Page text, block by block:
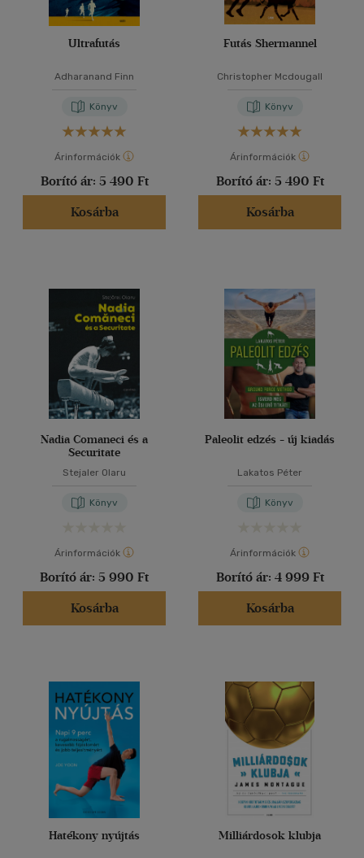
Ultrafutás
Adharanand Finn
Könyv
Árinformációk
Borító ár: 5 490 Ft
Kosárba
Futás Shermannel
Christopher Mcdougall
Könyv
Árinformációk
Borító ár: 5 490 Ft
Kosárba
Nadia Comaneci és a
Securitate
Stejaler Olaru
Könyv
Árinformációk
Borító ár: 5 990 Ft
Kosárba
Paleolit edzés - új kiadás
Lakatos Péter
Könyv
Árinformációk
Borító ár: 4 999 Ft
Kosárba
Hatékony nyújtás Milliárdosok klubja